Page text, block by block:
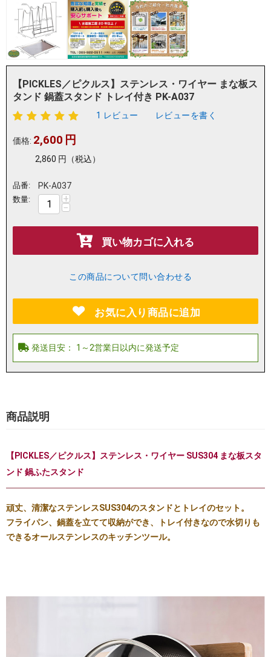
【PICKLES／ピクルス】ステンレス・ワイヤー まな板ス
タンド 鍋蓋スタンド トレイ付き PK-A037
1 レビュー レビューを書く
価格: 2,600 円
2,860 円 （税込）
品番: PK-A037
数量: +
−
買い物カゴに入れる
この商品について問い合わせる
お気に入り商品に追加
商品説明
【PICKLES／ピクルス】ステンレス・ワイヤー SUS304 まな板スタ
ンド 鍋ふたスタンド
頑丈、清潔なステンレスSUS304のスタンドとトレイのセット。
フライパン、鍋蓋を立てて収納ができ、トレイ付きなので水切りも
できるオールステンレスのキッチンツール。